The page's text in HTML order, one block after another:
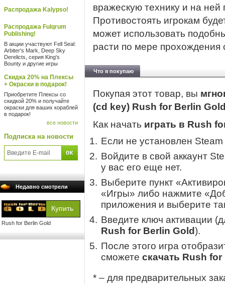
Распродажа Kalypso!
Распродажа Fulqrum
Publishing!
В акции участвуют Fell Seal:
Arbiter's Mark, Deep Sky
Derelicts, серия King's
Bounty и другие игры
Скидка 20% на Плексы
+ Окраски в подарок!
Приобретите Плексы со
скидкой 20% и получайте
окраски для ваших кораблей
в подарок!
все новости
Подписка на новости
Недавно смотрели
Rush for Berlin Gold
вражескую технику и на ней
Противостоять игрокам
может использовать
расти по мере прохождения
Что я покупаю
Покупая этот товар, вы
(cd key) Rush for Berlin
Как начать играть в Rush
Если не установлен
Войдите в свой аккаунт
у вас его еще нет.
Выберите пункт
«Игры» либо нажмите
приложения и выберите
Введите ключ активации
Rush for Berlin Gold).
После этого игра
сможете скачать Rush
* – для предварительных